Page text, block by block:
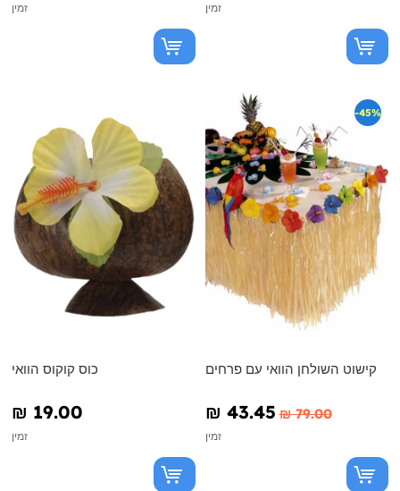
זמין זמין
כוס קוקוס הוואי
₪‎ 19.00
זמין
-45%
קישוט השולחן הוואי עם פרחים
₪‎ 43.45 ₪‎ 79.00
זמין